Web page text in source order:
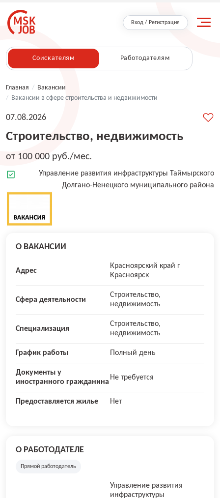
Вход / Регистрация
Соискателям Работодателям
Главная / Вакансии
/ Вакансии в сфере строительства и недвижимости
Строительство, недвижимость
07.08.2026
от 100 000 руб./мес.
Управление развития инфраструктуры Таймырского
Долгано-Ненецкого муниципального района
О ВАКАНСИИ
Адрес
Красноярский край г
Красноярск
Сфера деятельности
Строительство,
недвижимость
Специализация
Строительство,
недвижимость
График работы Полный день
Документы у
иностранного гражданина
Не требуется
Предоставляется жилье Нет
О РАБОТОДАТЕЛЕ
Прямой работодатель
Управление развития
инфраструктуры